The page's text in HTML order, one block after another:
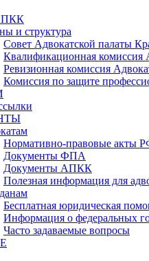
и структура
Совет Адвокатской палаты
Квалификационная комиссия
Ревизионная комиссия
Комиссия по защите
Нормативно-правовые акты
Документы ФПА
Документы АПКК
Полезная информация для
Бесплатная юридическая
Информация о федеральных
Часто задаваемые вопросы